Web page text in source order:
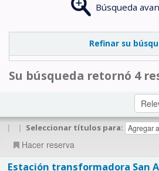
Búsqueda
Refinar su
Su búsqueda retornó 4
| | Seleccionar títulos para:
Hacer reserva
Estación transformadora San